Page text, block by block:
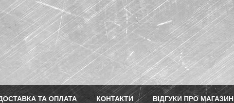
ТА ОПЛАТА КОНТАКТИ ВІДГУКИ ПРО МАГАЗИН